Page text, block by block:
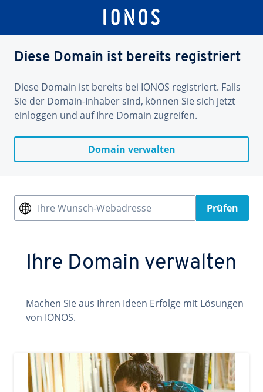
Diese Domain ist bereits registriert
Diese Domain ist bereits bei IONOS registriert. Falls
Sie der Domain-Inhaber sind, können Sie sich jetzt
einloggen und auf Ihre Domain zugreifen.
Domain verwalten
Ihre Wunsch-Webadresse Prüfen
Ihre Domain verwalten
Machen Sie aus Ihren Ideen Erfolge mit Lösungen
von IONOS.